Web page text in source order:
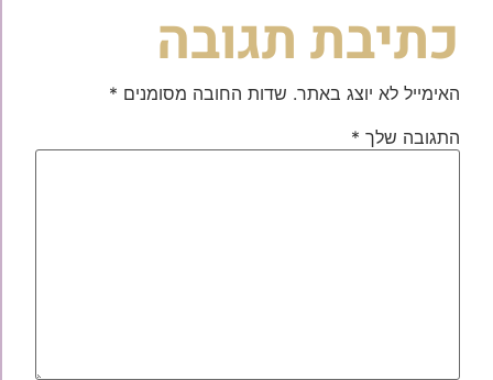
כתיבת תגובה
האימייל לא יוצג באתר. שדות החובה מסומנים *
התגובה שלך *